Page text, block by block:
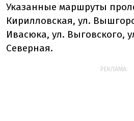
Указанные маршруты
Кирилловская, ул.
Ивасюка, ул. Выговского,
Северная.
РЕКЛАМА: